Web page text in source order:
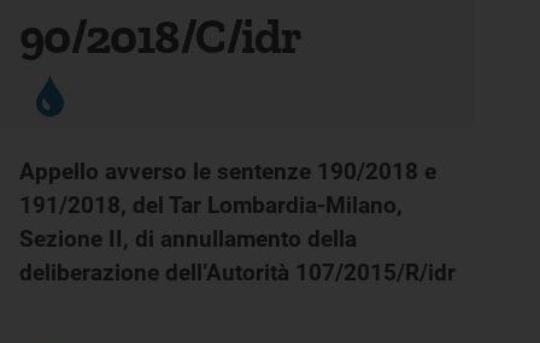
90/2018/C/idr
Appello avverso le sentenze 190/2018 e
191/2018, del Tar Lombardia-Milano,
Sezione II, di annullamento della
deliberazione dell’Autorità 107/2015/R/idr